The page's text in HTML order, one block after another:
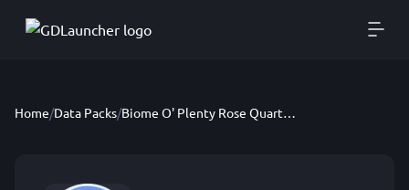
Home/Data Packs/ Biome O' Plenty Rose Quartz For Create